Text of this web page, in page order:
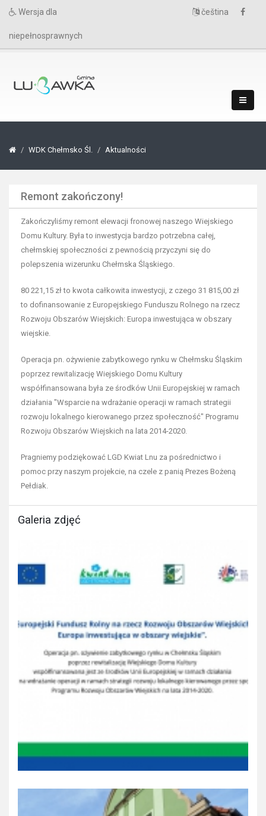
Wersja dla
niepełnosprawnych
čeština
WDK Chełmsko Śl. Aktualności
Remont zakończony!
Zakończyliśmy remont elewacji fronowej naszego Wiejskiego
Domu Kultury. Była to inwestycja bardzo potrzebna całej,
chełmskiej społeczności z pewnością przyczyni się do
polepszenia wizerunku Chełmska Śląskiego.
80 221,15 zł to kwota całkowita inwestycji, z czego 31 815,00 zł
to dofinansowanie z Europejskiego Funduszu Rolnego na rzecz
Rozwoju Obszarów Wiejskich: Europa inwestująca w obszary
wiejskie.
Operacja pn. ożywienie zabytkowego rynku w Chełmsku Śląskim
poprzez rewitalizację Wiejskiego Domu Kultury
współfinansowana była ze środków Unii Europejskiej w ramach
działania "Wsparcie na wdrażanie operacji w ramach strategii
rozwoju lokalnego kierowanego przez społeczność" Programu
Rozwoju Obszarów Wiejskich na lata 2014-2020.
Pragniemy podziękować LGD Kwiat Lnu za pośrednictwo i
pomoc przy naszym projekcie, na czele z panią Prezes Bożeną
Pełdiak.
Galeria zdjęć